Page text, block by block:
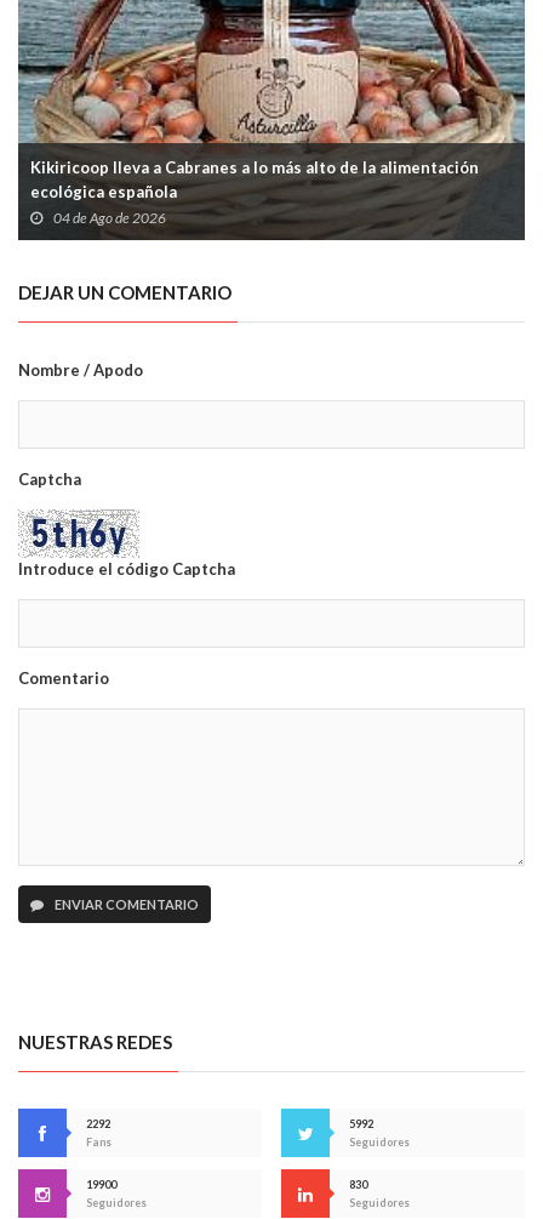
Kikiricoop lleva a Cabranes a lo más alto de la alimentación
ecológica española
04 de Ago de 2026
DEJAR UN COMENTARIO
Nombre / Apodo
Captcha
Introduce el código Captcha
Comentario
ENVIAR COMENTARIO
NUESTRAS REDES
2292
Fans
5992
Seguidores
19900
Seguidores
830
Seguidores